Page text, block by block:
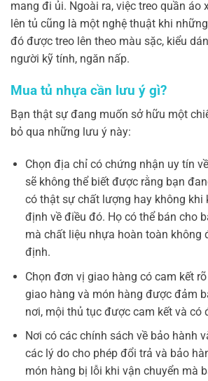
mang đi ủi. Ngoài ra, việc treo quần áo
lên tủ cũng là một nghệ thuật khi
đó được treo lên theo màu sặc, kiểu
người kỹ tính, ngăn nấp.
Mua tủ nhựa cần lưu ý gì?
Bạn thật sự đang muốn sở hữu một
bỏ qua những lưu ý này:
Chọn địa chỉ có chứng nhận uy tín
sẽ không thể biết được rằng bạn
có thật sự chất lượng hay không khi
định về điều đó. Họ có thể bán cho
mà chất liệu nhựa hoàn toàn không
định.
Chọn đơn vị giao hàng có cam kết
giao hàng và món hàng được đảm
nơi, mội thủ tục được cam kết và có
Nơi có các chính sách về bảo hành
các lý do cho phép đổi trả và bảo
món hàng bị lỗi khi vận chuyển mà